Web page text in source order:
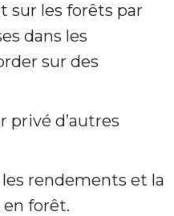
sur les forêts par
dans les
sur des
privé d’autres
rendements et la
forêt.